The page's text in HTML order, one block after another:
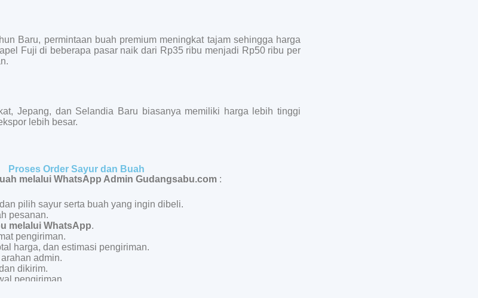
Baru, permintaan buah premium meningkat tajam sehingga harga
Fuji di beberapa pasar naik dari Rp35 ribu menjadi Rp50 ribu per
Jepang, dan Selandia Baru biasanya memiliki harga lebih tinggi
lebih besar.
Proses Order Sayur dan Buah
melalui WhatsApp Admin Gudangsabu.com :
dan pilih sayur serta buah yang ingin dibeli.
pesanan.
melalui WhatsApp.
pengiriman.
harga, dan estimasi pengiriman.
admin.
dikirim.
pengiriman.